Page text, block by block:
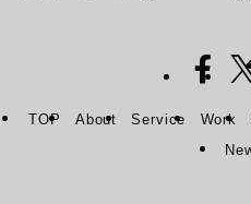
TOP About Service Work